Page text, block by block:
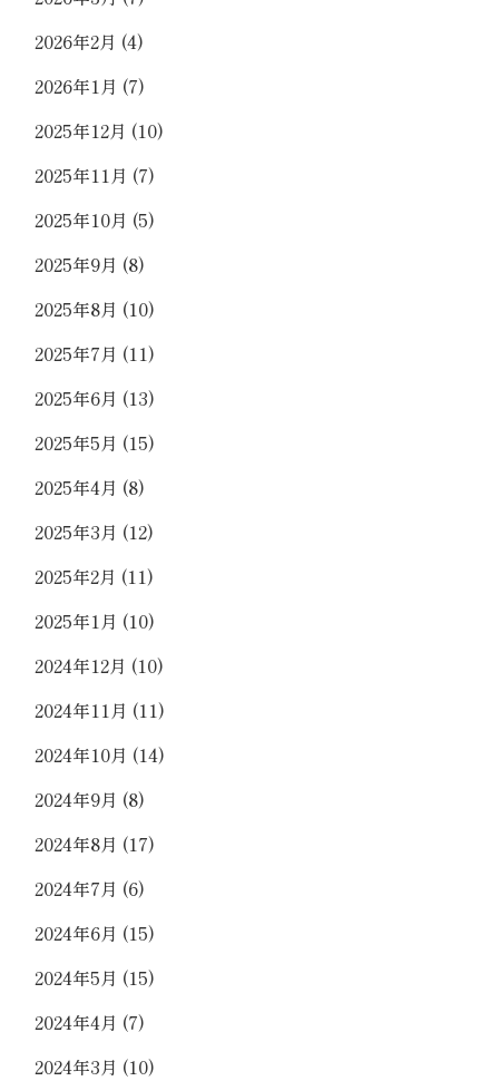
2026年2月 (4)
2026年1月 (7)
2025年12月 (10)
2025年11月 (7)
2025年10月 (5)
2025年9月 (8)
2025年8月 (10)
2025年7月 (11)
2025年6月 (13)
2025年5月 (15)
2025年4月 (8)
2025年3月 (12)
2025年2月 (11)
2025年1月 (10)
2024年12月 (10)
2024年11月 (11)
2024年10月 (14)
2024年9月 (8)
2024年8月 (17)
2024年7月 (6)
2024年6月 (15)
2024年5月 (15)
2024年4月 (7)
2024年3月 (10)